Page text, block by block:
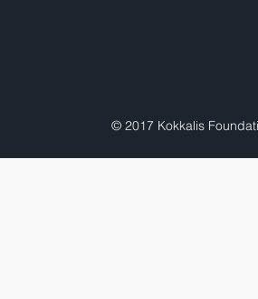
© 2017 Kokkalis